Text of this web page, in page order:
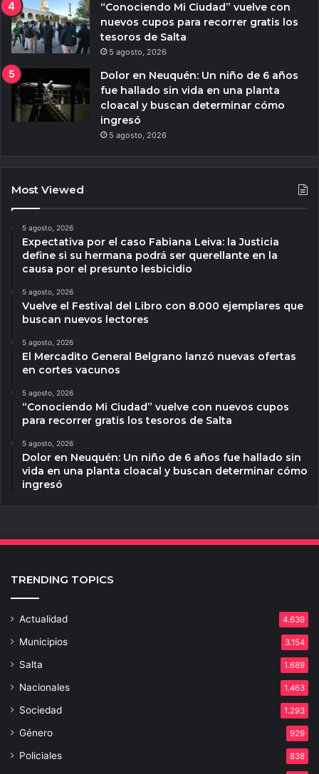
“Conociendo Mi Ciudad” vuelve con
nuevos cupos para recorrer gratis los
tesoros de Salta
5 agosto, 2026
Dolor en Neuquén: Un niño de 6 años
fue hallado sin vida en una planta
cloacal y buscan determinar cómo
ingresó
5 agosto, 2026
Most Viewed
5 agosto, 2026
Expectativa por el caso Fabiana Leiva: la Justicia
define si su hermana podrá ser querellante en la
causa por el presunto lesbicidio
5 agosto, 2026
Vuelve el Festival del Libro con 8.000 ejemplares que
buscan nuevos lectores
5 agosto, 2026
El Mercadito General Belgrano lanzó nuevas ofertas
en cortes vacunos
5 agosto, 2026
“Conociendo Mi Ciudad” vuelve con nuevos cupos
para recorrer gratis los tesoros de Salta
5 agosto, 2026
Dolor en Neuquén: Un niño de 6 años fue hallado sin
vida en una planta cloacal y buscan determinar cómo
ingresó
TRENDING TOPICS
Actualidad 4.639
Municipios 3.154
Salta 1.689
Nacionales 1.463
Sociedad 1.293
Género 929
Policiales 838